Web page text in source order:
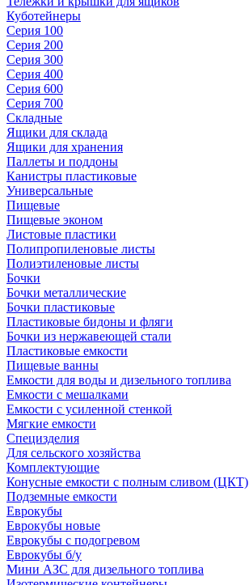
Куботейнеры
Серия 100
Серия 200
Серия 300
Серия 400
Серия 600
Серия 700
Складные
Ящики для склада
Ящики для хранения
Паллеты и поддоны
Канистры пластиковые
Универсальные
Пищевые
Пищевые эконом
Листовые пластики
Полипропиленовые листы
Полиэтиленовые листы
Бочки
Бочки металлические
Бочки пластиковые
Пластиковые бидоны и фляги
Бочки из нержавеющей стали
Пластиковые емкости
Пищевые ванны
Емкости для воды и дизельного топлива
Емкости с мешалками
Емкости с усиленной стенкой
Мягкие емкости
Специзделия
Для сельского хозяйства
Комплектующие
Конусные емкости с полным сливом (ЦКТ)
Подземные емкости
Еврокубы
Еврокубы новые
Еврокубы с подогревом
Еврокубы б/у
Мини АЗС для дизельного топлива